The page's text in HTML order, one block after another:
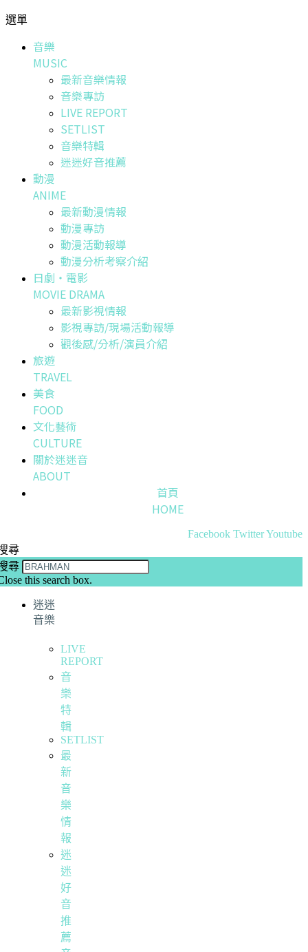
選單
音樂
MUSIC
最新音樂情報
音樂專訪
LIVE REPORT
SETLIST
音樂特輯
迷迷好音推薦
動漫
ANIME
最新動漫情報
動漫專訪
動漫活動報導
動漫分析考察介紹
日劇・電影
MOVIE DRAMA
最新影視情報
影視專訪/現場活動報導
觀後感/分析/演員介紹
旅遊
TRAVEL
美食
FOOD
文化藝術
CULTURE
關於迷迷音
ABOUT
首頁
HOME
Facebook TwitterYoutube
尋
尋
this search box.
迷迷
音樂
LIVE
REPORT
音
樂
特
輯
SETLIST
最
新
音
樂
情
報
迷
迷
好
音
推
薦